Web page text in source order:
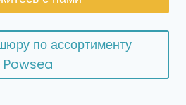
по ассортименту
Powsea